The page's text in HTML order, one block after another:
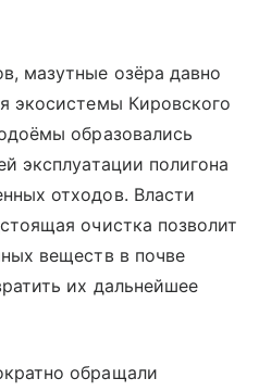
мазутные озёра давно
экосистемы Кировского
образовались
эксплуатации полигона
отходов. Власти
очистка позволит
веществ в почве
их дальнейшее
обращали